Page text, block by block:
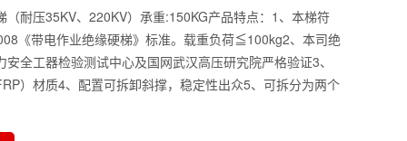
（耐压35KV、220KV）承重:150KG产品特点：1、本梯符
《带电作业绝缘硬梯》标准。载重负荷≦100kg2、本司绝
安全工器检验测试中心及国网武汉高压研究院严格验证3、
）材质4、配置可拆卸斜撑，稳定性出众5、可拆分为两个